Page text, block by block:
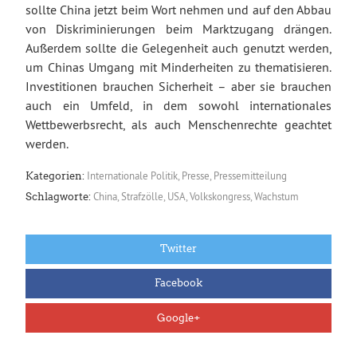
sollte China jetzt beim Wort nehmen und auf den Abbau
von Diskriminierungen beim Marktzugang drängen.
Außerdem sollte die Gelegenheit auch genutzt werden,
um Chinas Umgang mit Minderheiten zu thematisieren.
Investitionen brauchen Sicherheit – aber sie brauchen
auch ein Umfeld, in dem sowohl internationales
Wettbewerbsrecht, als auch Menschenrechte geachtet
werden.
Kategorien: Internationale Politik Presse Pressemitteilung
Schlagworte: China Strafzölle USA Volkskongress Wachstum
Twitter
Facebook
Google+